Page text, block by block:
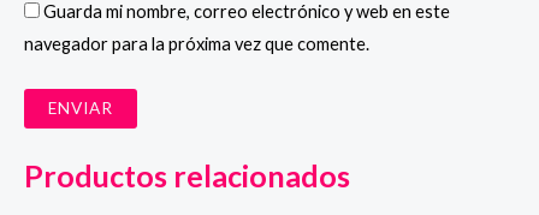
Guarda mi nombre, correo electrónico y web en este
navegador para la próxima vez que comente.
Productos relacionados